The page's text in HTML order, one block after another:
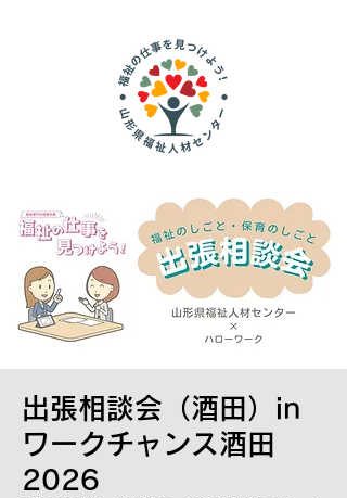
出張相談会（酒田）in
ワークチャンス酒田
2026